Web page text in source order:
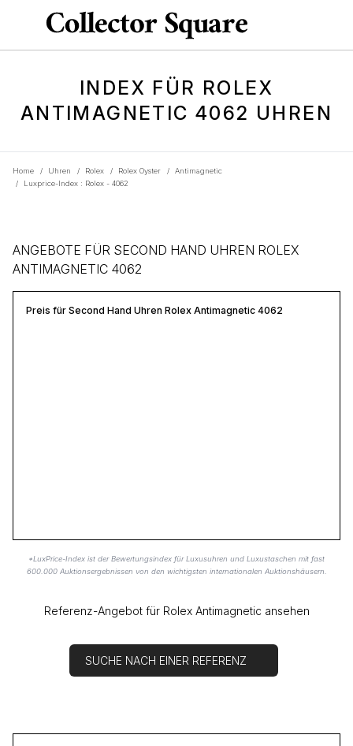
INDEX FÜR ROLEX
ANTIMAGNETIC 4062 UHREN
Home / Uhren / Rolex / Rolex Oyster /
Antimagnetic
/
Luxprice-Index : Rolex - 4062
ANGEBOTE FÜR SECOND HAND UHREN ROLEX
ANTIMAGNETIC 4062
Preis für Second Hand Uhren Rolex Antimagnetic 4062
*LuxPrice-Index ist der Bewertungsindex für Luxusuhren und Luxustaschen mit fast
600.000 Auktionsergebnissen von den wichtigsten internationalen Auktionshäusern.
Referenz-Angebot für Rolex Antimagnetic ansehen
SUCHE NACH EINER REFERENZ